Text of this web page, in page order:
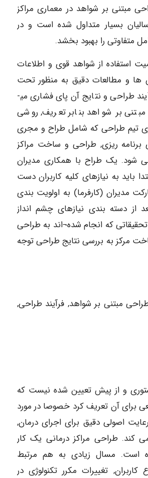
مبتنی بر شواهد در معماری مراکز
بسیار متداول شده است و در
متفاوتی را بهبود بخشد.
استفاده از شواهد قوی و اطلاعات
ها و مطالعات دقیق به منظور تحت
تاثیر قرار دادن فرآیند طراحی و نتایج آن پای فشاری می­
بر شواهد بنابر تعریف, روشی
تیم طراحی که شامل طراح و مجری
برنامه ریزی, طراحی و ساخت مراکز
شود. یک طراح با همکاری مدیران
باید به نیازهای کلیه کاربران دست
مدیران (کارفرما) به اولویت بندی
از دسته بندی نیازهای چشم انداز
تحقیقاتی که انجام شده¬اند به طراحی
مرکز به بررسی نتایج طراحی توجه
مبتنی بر شواهد, فرآیند طراحی,
و از پیش تعیین شده نیست که
برای آن تعریف کرد خصوصا در مورد
اصولی دقیق برای اجرای درمان,
کند. طراحی مراکز درمانی یک کار
است. مسال زیادی به هم مرتبط
کاربران, تغییرات مکرر تکنولوژی در